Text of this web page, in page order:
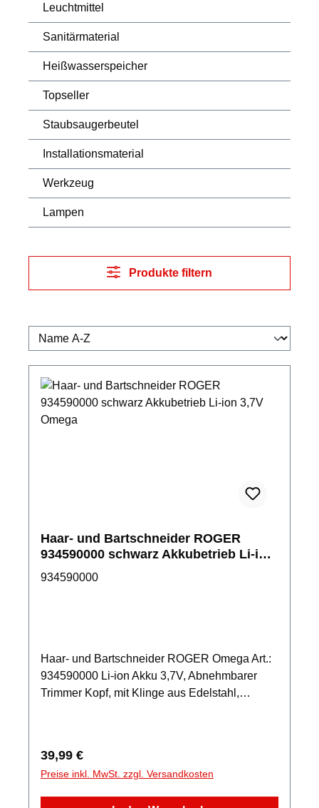
Leuchtmittel
Sanitärmaterial
Heißwasserspeicher
Topseller
Staubsaugerbeutel
Installationsmaterial
Werkzeug
Lampen
Produkte filtern
Haar- und Bartschneider ROGER
934590000 schwarz Akkubetrieb Li-ion
3,7V Omega
934590000
Haar- und Bartschneider ROGER Omega Art.:
934590000 Li-ion Akku 3,7V, Abnehmbarer
Trimmer Kopf, mit Klinge aus Edelstahl,
Ladeanzeige, Zubehör : Anhang zum
Trimmen,6 abnehmbare Kammaufsätze,
Netzkabel, Reinigungsbürste, Öl,
Regulärer Preis:
39,99 €
Preise inkl. MwSt. zzgl. Versandkosten